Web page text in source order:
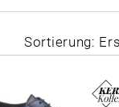
Sortierung: